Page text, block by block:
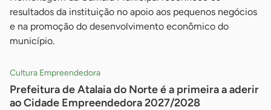
resultados da instituição no apoio aos pequenos negócios
e na promoção do desenvolvimento econômico do
município.
Cultura Empreendedora
Prefeitura de Atalaia do Norte é a primeira a aderir
ao Cidade Empreendedora 2027/2028